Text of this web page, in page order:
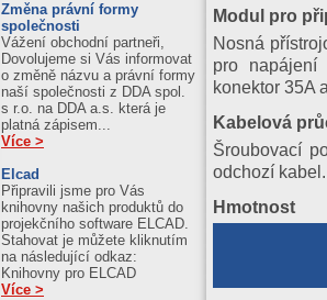
Modul pro
Nosná
pro napájení
konektor 35A
Kabelová
Šroubovací
odchozí kabel.
Hmotnost
Změna právní formy
společnosti
Vážení obchodní partneři,
Dovolujeme si Vás informovat
o změně názvu a právní formy
naší společnosti z DDA spol.
s r.o. na DDA a.s. která je
platná zápisem...
Více >
Elcad
Připravili jsme pro Vás
knihovny našich produktů do
projekčního software ELCAD.
Stahovat je můžete kliknutím
na následující odkaz:
Knihovny pro ELCAD
Více >